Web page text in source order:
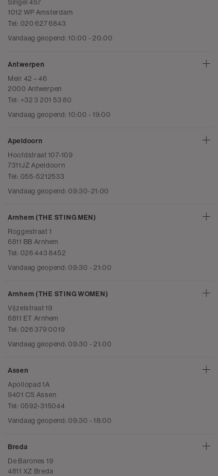
Singel 457
1012 WP Amsterdam
Tel: 020 627 6843
Vandaag geopend: 10:00 - 20:00
Antwerpen
Meir 42 – 46
2000 Antwerpen
Tel: +32 3 201 53 80
Vandaag geopend: 10:00 - 19:00
Apeldoorn
Hoofdstraat 107-109
7311JZ Apeldoorn
Tel: 055-5212533
Vandaag geopend: 09:30-21:00
Arnhem (THE STING MEN)
Roggestraat 1
6811 BB Arnhem
Tel: 026 443 8452
Vandaag geopend: 09:30 - 21:00
Arnhem (THE STING WOMEN)
Vijzelstraat 19
6811 ET Arnhem
Tel: 026 379 0019
Vandaag geopend: 09:30 - 21:00
Assen
Apollopad 1A
9401 CS Assen
Tel: 0592-315044
Vandaag geopend: 09:30 - 18:00
Breda
De Barones 19
4811 XZ Breda